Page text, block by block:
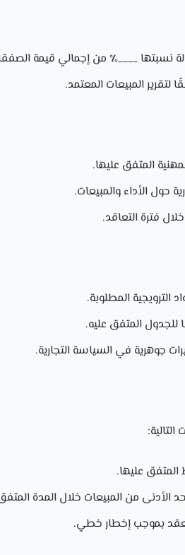
نسبتها ____٪ من إجمالي قيمة
المبيعات المعتمد.
المتفق عليها.
حول الأداء والمبيعات.
فترة التعاقد.
الترويجية المطلوبة.
للجدول المتفق عليه.
جوهرية في السياسة التجارية.
المتفق عليها.
الأدنى من المبيعات خلال المدة
بموجب إخطار خطي.